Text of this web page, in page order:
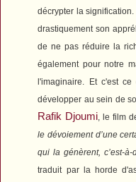
décrypter la
drastiquement son
de ne pas réduire la
également pour notre
l'imaginaire.
Et c'est ce
développer au sein de
Rafik Djoumi, le film
le dévoiement d’une
qui la génèrent, c’est-
traduit par la horde